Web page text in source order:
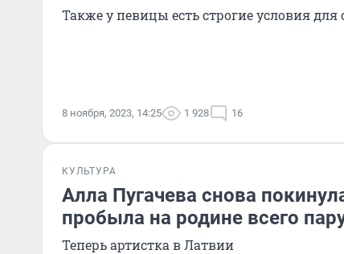
Также у певицы есть строгие условия для
8 ноября, 2023, 14:25 1 928 16
КУЛЬТУРА
Алла Пугачева снова
пробыла на родине всего
Теперь артистка в Латвии